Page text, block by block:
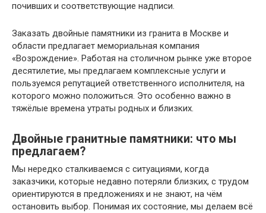
почивших и соответствующие надписи.
Заказать двойные памятники из гранита в Москве и
области предлагает мемориальная компания
«Возрождение». Работая на столичном рынке уже второе
десятилетие, мы предлагаем комплексные услуги и
пользуемся репутацией ответственного исполнителя, на
которого можно положиться. Это особенно важно в
тяжёлые времена утраты родных и близких.
Двойные гранитные памятники: что мы
предлагаем?
Мы нередко сталкиваемся с ситуациями, когда
заказчики, которые недавно потеряли близких, с трудом
ориентируются в предложениях и не знают, на чём
остановить выбор. Понимая их состояние, мы делаем всё